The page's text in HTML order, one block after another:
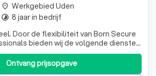
Door de flexibiliteit van Born Secure
bieden wij de volgende diensten:
✔️Nachtbewaking ✔️Hotelbeveiliging
ons dan
Ontvang prijsopgave
place Werkgebied Uden
timelapse 8 jaar in bedrijf